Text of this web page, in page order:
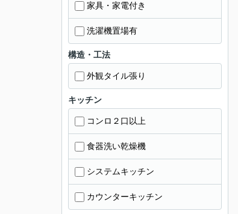
家具・家電付き
洗濯機置場有
構造・工法
外観タイル張り
キッチン
コンロ２口以上
食器洗い乾燥機
システムキッチン
カウンターキッチン